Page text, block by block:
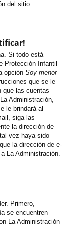
del sitio.
Si todo está
Protección Infantil
opción Soy menor
que se le
que las cuentas
Administración,
le brindará al
siga las
la dirección de
vez haya sido
la dirección de e-
La Administración.
Primero,
se encuentren
La Administración